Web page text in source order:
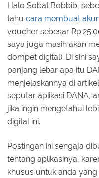
Halo Sobat Bobbib,
tahu cara membuat
voucher sebesar
saya juga masih akan
dompet digital). Di sini
panjang lebar apa itu
menjelaskannya di
seputar aplikasi DANA,
jika ingin mengetahui
digital ini.
Postingan ini sengaja
tentang aplikasinya,
khusus untuk anda